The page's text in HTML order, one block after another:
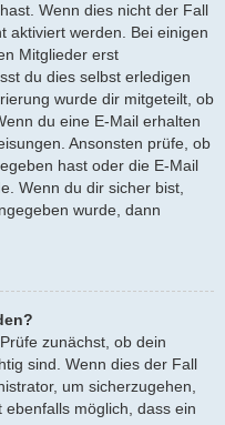
Wenn dies nicht der Fall
aktiviert werden. Bei einigen
Mitglieder erst
du dies selbst erledigen
wurde dir mitgeteilt, ob
du eine E-Mail erhalten
Ansonsten prüfe, ob
hast oder die E-Mail
Wenn du dir sicher bist,
wurde, dann
zunächst, ob dein
sind. Wenn dies der Fall
um sicherzugehen,
möglich, dass ein